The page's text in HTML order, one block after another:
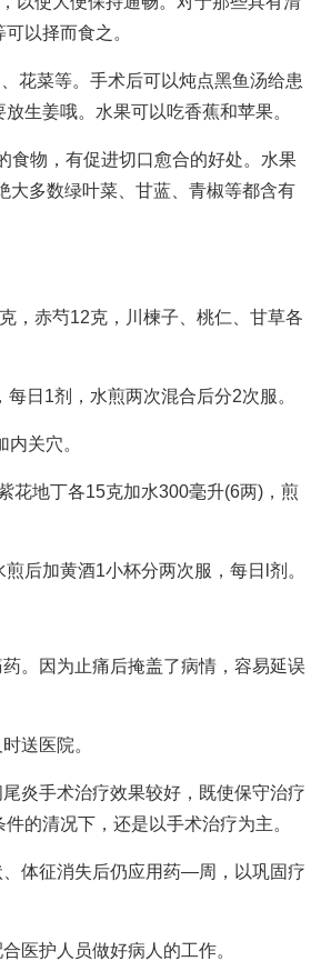
以择而食之。
菜等。手术后可以炖点黑鱼汤给患
生姜哦。水果可以吃香蕉和苹果。
物，有促进切口愈合的好处。水果
大多数绿叶菜、甘蓝、青椒等都含有
赤芍12克，川楝子、桃仁、甘草各
日1剂，水煎两次混合后分2次服。
关穴。
地丁各15克加水300毫升(6两)，煎
加黄酒1小杯分两次服，每日l剂。
因为止痛后掩盖了病情，容易延误
送医院。
手术治疗效果较好，既使保守治疗
的清况下，还是以手术治疗为主。
体征消失后仍应用药—周，以巩固疗
护人员做好病人的工作。